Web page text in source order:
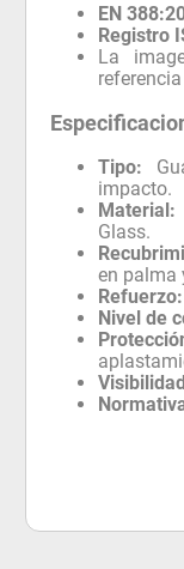
EN
Registro
La
Tipo:
impacto.
Material:
Glass.
en palma
Refuerzo:
Nivel de